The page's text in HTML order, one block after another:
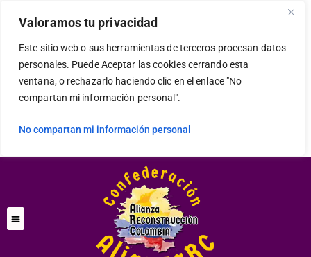
Valoramos tu privacidad
Este sitio web o sus herramientas de terceros procesan datos
personales. Puede Aceptar las cookies cerrando esta
ventana, o rechazarlo haciendo clic en el enlace "No
compartan mi información personal".
No compartan mi información personal